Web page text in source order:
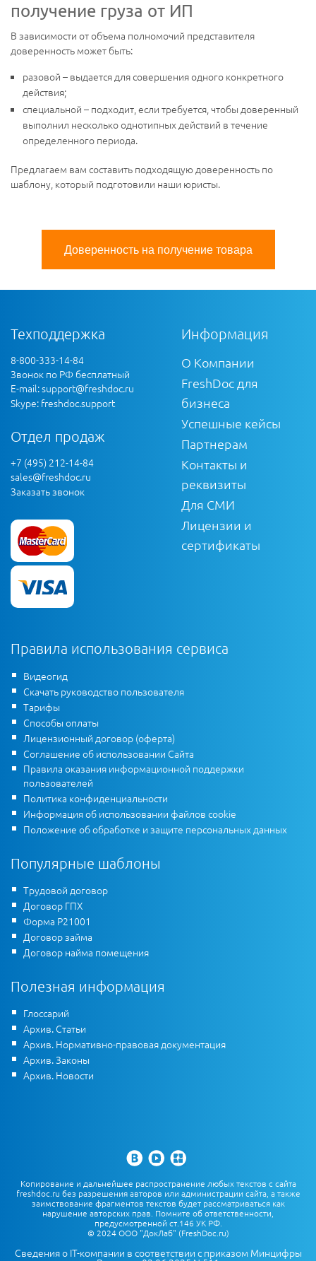
получение груза от ИП
В зависимости от объема полномочий представителя
доверенность может быть:
разовой – выдается для совершения одного конкретного
действия;
специальной – подходит, если требуется, чтобы доверенный
выполнил несколько однотипных действий в течение
определенного периода.
Предлагаем вам составить подходящую доверенность по
шаблону, который подготовили наши юристы.
Доверенность на получение товара
Техподдержка
8-800-333-14-84
Звонок по РФ бесплатный
E-mail:support@freshdoc.ru
Skype: freshdoc.support
Отдел продаж
+7 (495) 212-14-84
sales@freshdoc.ru
Заказать звонок
Информация
О Компании
FreshDoc для
бизнеса
Успешные кейсы
Партнерам
Контакты и
реквизиты
Для СМИ
Лицензии и
сертификаты
Правила использования сервиса
Видеогид
Скачать руководство пользователя
Тарифы
Способы оплаты
Лицензионный договор (оферта)
Соглашение об использовании Сайта
Правила оказания информационной поддержки
пользователей
Политика конфиденциальности
Информация об использовании файлов cookie
Положение об обработке и защите персональных данных
Популярные шаблоны
Трудовой договор
Договор ГПХ
Форма Р21001
Договор займа
Договор найма помещения
Полезная информация
Глоссарий
Архив. Статьи
Архив. Нормативно-правовая документация
Архив. Законы
Архив. Новости
Копирование и дальнейшее распространение любых текстов с сайта
freshdoc.ru без разрешения авторов или администрации сайта, а также
заимствование фрагментов текстов будет рассматриваться как
нарушение авторских прав. Помните об ответственности,
предусмотренной ст.146 УК РФ.
© 2024 ООО "ДокЛаб" (FreshDoc.ru)
Сведения о IT-компании в соответствии с приказом Минцифры